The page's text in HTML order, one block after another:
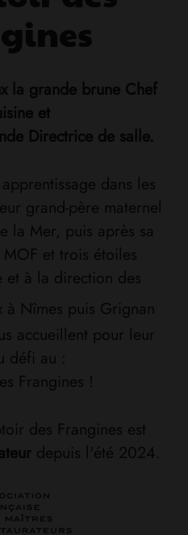
la grande brune Chef
et
Directrice de salle.
dans les
grand-père maternel
la Mer, puis après sa
et trois étoiles
et à la direction des
à Nîmes puis Grignan
accueillent pour leur
défi au :
Frangines !
des Frangines est
depuis l'été 2024.